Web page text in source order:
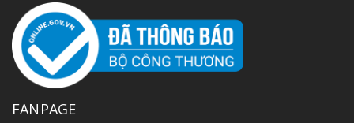
FANPAGE